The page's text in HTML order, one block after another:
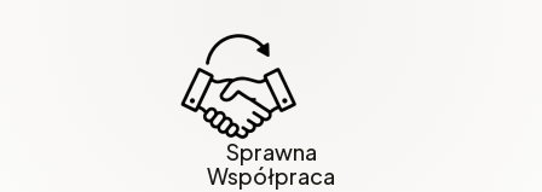
Sprawna
Współpraca